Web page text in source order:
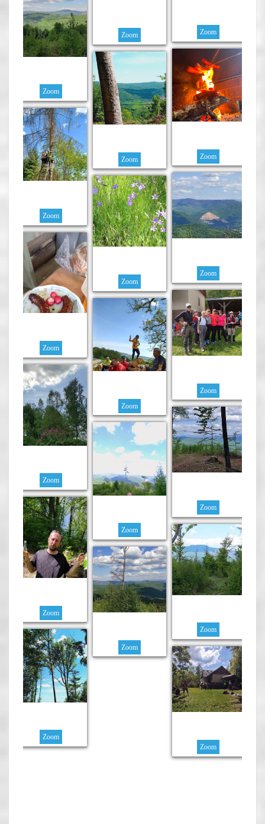
Zoom
Zoom
Zoom
Zoom
Zoom
Zoom
Zoom
Zoom
Zoom
Zoom
Zoom
Zoom
Zoom
Zoom
Zoom
Zoom
Zoom
Zoom
Zoom